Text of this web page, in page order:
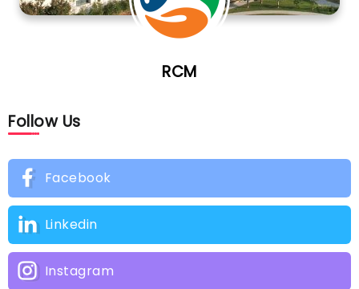
RCM
Follow Us
Facebook
Linkedin
Instagram